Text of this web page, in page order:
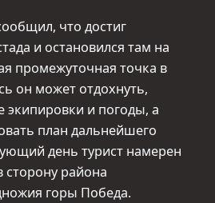
что достиг
и остановился там на
промежуточная точка в
он может отдохнуть,
экипировки и погоды, а
план дальнейшего
день турист намерен
сторону района
горы Победа.